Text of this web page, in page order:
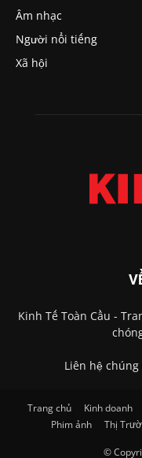
Âm nhạc
Người nổi tiếng
Xã hội
Kinh Tế Toàn Cầu -
Liên hệ chúng
Trang chủ Kinh doanh
Phim ảnh
Thị
©